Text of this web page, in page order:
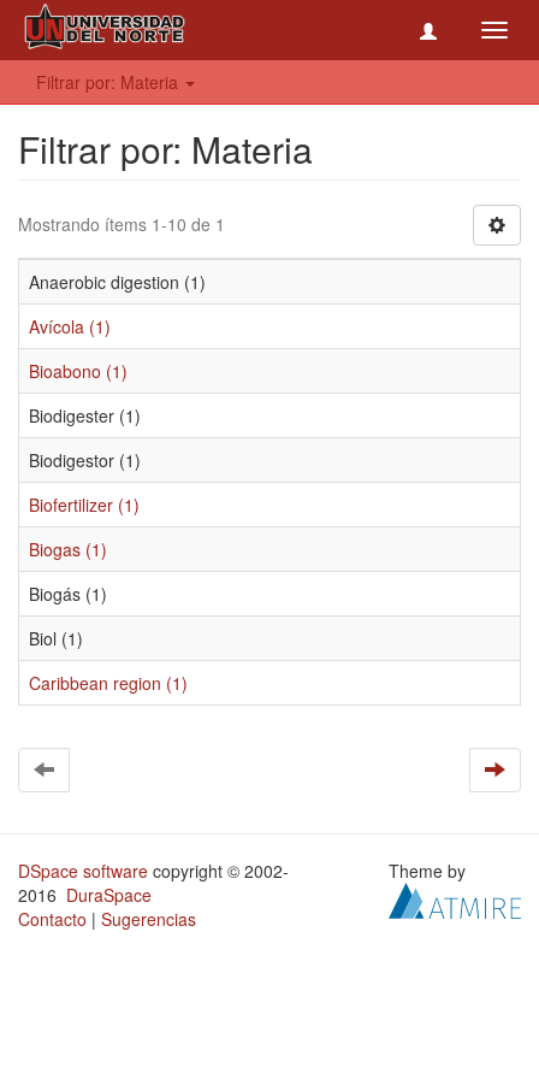
Filtrar por: Materia
Filtrar por: Materia
Mostrando ítems 1-10 de 1
Anaerobic digestion (1)
Avícola (1)
Bioabono (1)
Biodigester (1)
Biodigestor (1)
Biofertilizer (1)
Biogas (1)
Biogás (1)
Biol (1)
Caribbean region (1)
DSpace software copyright © 2002-
2016 DuraSpace
Contacto | Sugerencias
Theme by